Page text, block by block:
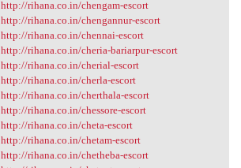
http://rihana.co.in/chengam-escort
http://rihana.co.in/chengannur-escort
http://rihana.co.in/chennai-escort
http://rihana.co.in/cheria-bariarpur-escort
http://rihana.co.in/cherial-escort
http://rihana.co.in/cherla-escort
http://rihana.co.in/cherthala-escort
http://rihana.co.in/chessore-escort
http://rihana.co.in/cheta-escort
http://rihana.co.in/chetam-escort
http://rihana.co.in/chetheba-escort